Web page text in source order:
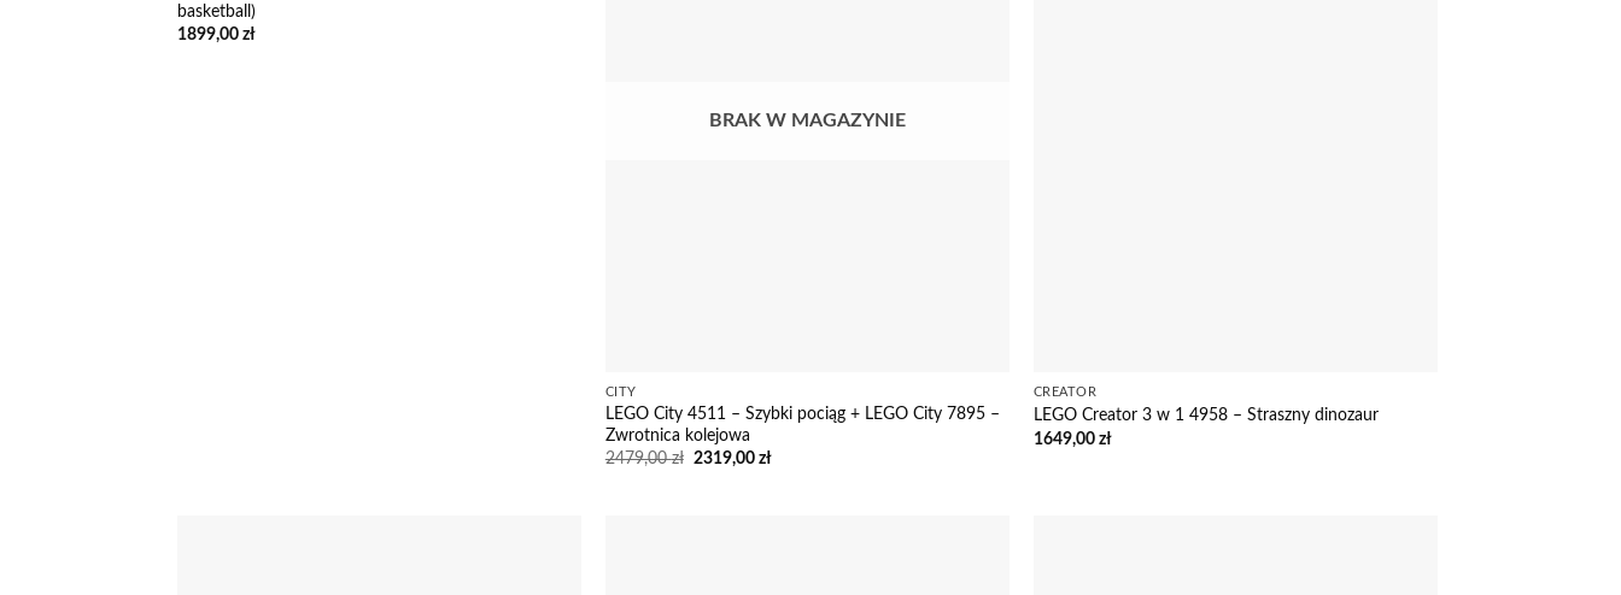
basketball)
1899,00 zł
BRAK W MAGAZYNIE
CITY
LEGO City 4511 – Szybki pociąg + LEGO City 7895 –
Zwrotnica kolejowa
2479,00zł Pierwotna
2319,00złAktualna
CREATOR
LEGO Creator 3 w 1 4958 – Straszny dinozaur
1649,00 zł